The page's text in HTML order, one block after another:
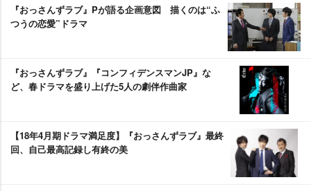
『おっさんずラブ』Pが語る企画意図 描くのは“ふ
つうの恋愛”ドラマ
『おっさんずラブ』『コンフィデンスマンJP』な
ど、春ドラマを盛り上げた5人の劇伴作曲家
【18年4月期ドラマ満足度】『おっさんずラブ』最終
回、自己最高記録し有終の美